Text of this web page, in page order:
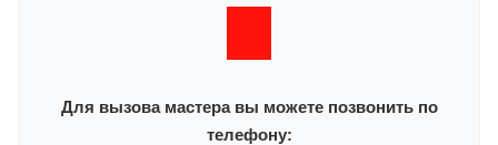
Для вызова мастера вы можете позвонить по
телефону: